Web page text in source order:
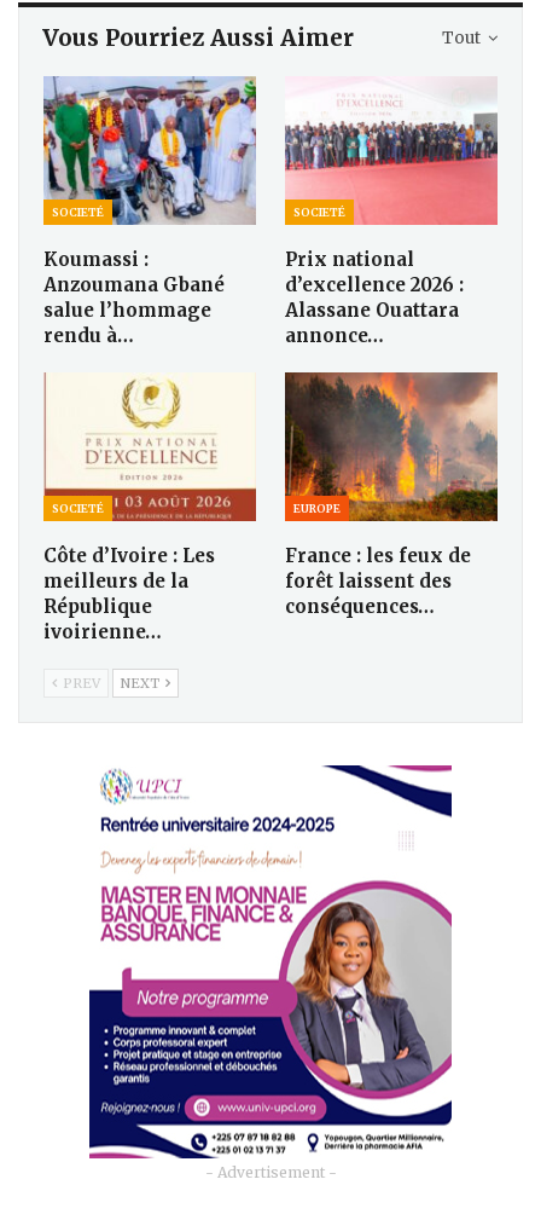
Tout
Vous Pourriez Aussi Aimer
SOCIETÉ
Koumassi :
Anzoumana Gbané
salue l’hommage
rendu à…
SOCIETÉ
Prix national
d’excellence 2026 :
Alassane Ouattara
annonce…
SOCIETÉ
Côte d’Ivoire : Les
meilleurs de la
République
ivoirienne…
EUROPE
France : les feux de
forêt laissent des
conséquences…
PREV NEXT
- Advertisement -